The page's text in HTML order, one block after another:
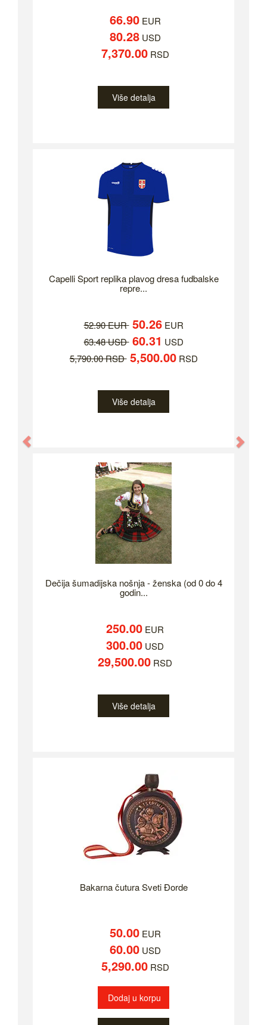
66.90EUR
80.28USD
7,370.00RSD
Više detalja
Capelli Sport replika plavog dresa fudbalske
repre...
52.90 EUR 50.26EUR
63.48 USD 60.31 USD
5,790.00 RSD 5,500.00RSD
Više detalja
Dečija šumadijska nošnja - ženska (od 0 do 4
godin...
250.00 EUR
300.00 USD
29,500.00 RSD
Više detalja
Bakarna čutura Sveti Đorde
50.00EUR
60.00USD
5,290.00RSD
Dodaj u korpu